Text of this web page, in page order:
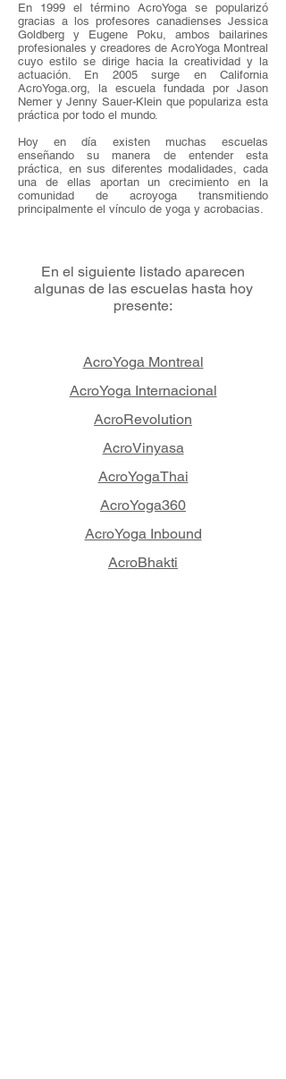
En 1999 el término AcroYoga se popularizó
gracias a los profesores canadienses Jessica
Goldberg y Eugene Poku, ambos bailarines
profesionales y creadores de AcroYoga Montreal
cuyo estilo se dirige hacia la creatividad y la
actuación. En 2005 surge en California
AcroYoga.org, la escuela fundada por Jason
Nemer y Jenny Sauer-Klein que populariza esta
práctica por todo el mundo.
Hoy en día existen muchas escuelas
enseñando su manera de entender esta
práctica, en sus diferentes modalidades, cada
una de ellas aportan un crecimiento en la
comunidad de acroyoga transmitiendo
principalmente el vínculo de yoga y acrobacias.
En el siguiente listado aparecen
algunas de las escuelas hasta hoy
presente:
AcroYoga Montreal
AcroYoga Internacional
AcroRevolution
AcroVinyasa
AcroYogaThai
AcroYoga360
AcroYoga Inbound
AcroBhakti